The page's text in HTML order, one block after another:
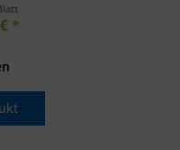
*